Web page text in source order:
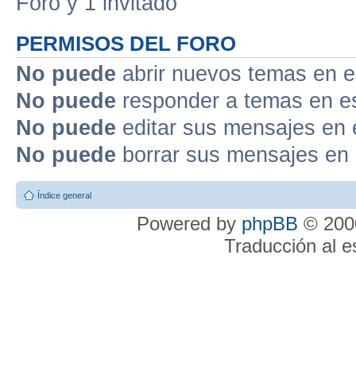
PERMISOS DEL FORO
No puede abrir nuevos temas en
No puede responder a temas en
No puede editar sus mensajes en
No puede borrar sus mensajes
Índice general
Powered by phpBB ©
Traducción al